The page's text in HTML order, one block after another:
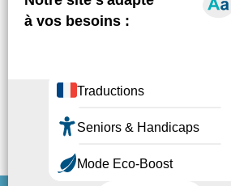
Notre actu LinkedIn
Mentions légales
Politique de